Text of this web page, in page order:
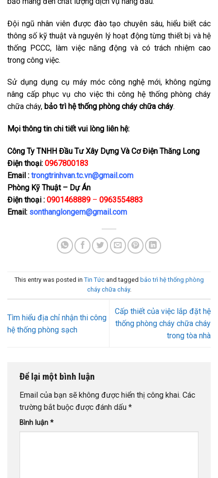
Đội ngũ nhân viên được đào tạo chuyên sâu, hiểu biết các
thông số kỹ thuật và nguyên lý hoạt động từng thiết bị và hệ
thống PCCC, làm việc năng động và có trách nhiệm cao
trong công việc.
Sử dụng dụng cụ máy móc công nghệ mới, không ngừng
nâng cấp phục vụ cho việc thi công hệ thống phòng cháy
chữa cháy, bảo trì hệ thống phòng cháy chữa cháy.
Mọi thông tin chi tiết vui lòng liên hệ:
Công Ty TNHH Đầu Tư Xây Dựng Và Cơ Điện Thăng Long
Điện thoại: 0967800183
Email : trongtrinhvan.tc.vn@gmail.com
Phòng Kỹ Thuật – Dự Án
Điện thoại : 0901468889 – 0963554883
Email: sonthanglongem@gmail.com
This entry was posted in Tin Tứcand tagged bảo trì hệ thống phòng
cháy chữa cháy.
Tìm hiểu địa chỉ nhận thi công
hệ thống phòng sạch
Cấp thiết của việc lắp đặt hệ
thống phòng cháy chữa cháy
trong tòa nhà
Để lại một bình luận
Email của bạn sẽ không được hiển thị công khai. Các
trường bắt buộc được đánh dấu *
Bình luận *